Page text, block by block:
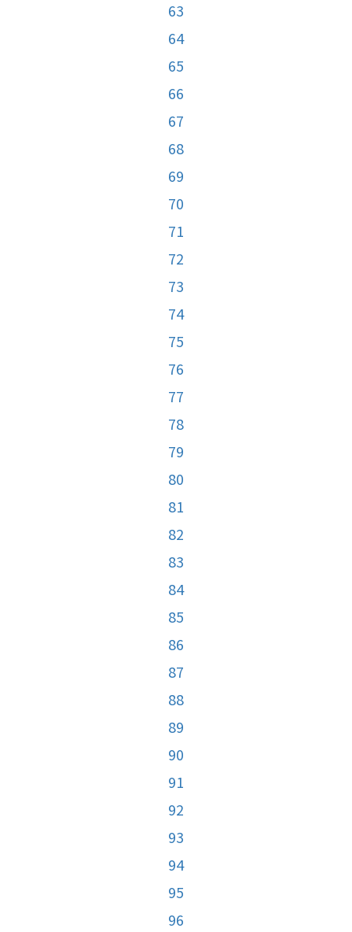
63
64
65
66
67
68
69
70
71
72
73
74
75
76
77
78
79
80
81
82
83
84
85
86
87
88
89
90
91
92
93
94
95
96